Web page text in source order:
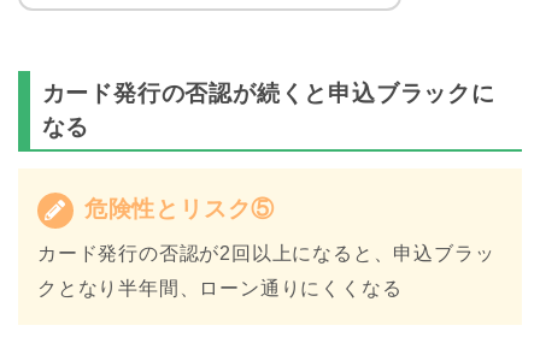
カード発行の否認が続くと申込ブラックに
なる
危険性とリスク⑤
カード発行の否認が2回以上になると、申込ブラッ
クとなり半年間、ローン通りにくくなる